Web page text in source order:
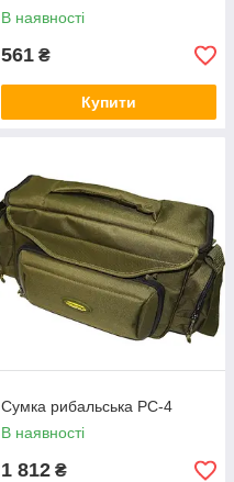
В наявності
561 ₴
Купити
Сумка рибальська РС-4
В наявності
1 812 ₴